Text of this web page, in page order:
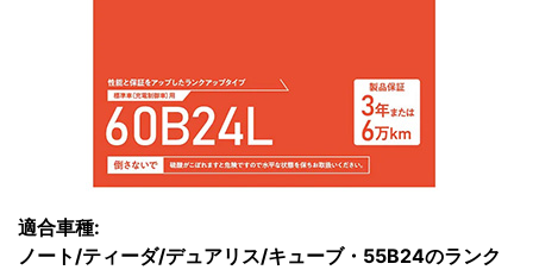
適合車種:
ノート/ティーダ/デュアリス/キューブ・55B24のランク